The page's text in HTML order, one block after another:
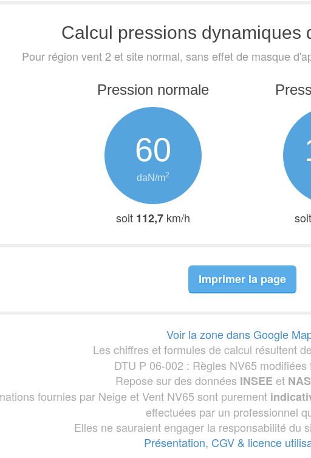
Calcul pressions dynamiques
Pour région vent 2 et site normal, sans effet de masque
Pression normale
60
daN/m2
soit 112,7 km/h soit
Imprimer la page
Voir la zone dans Google
Les chiffres et formules de calcul résultent
DTU P 06-002 : Règles NV65 modifiées
Repose sur des données INSEE et
fournies par Neige et Vent NV65 sont purement
effectuées par un professionnel
Elles ne sauraient engager la responsabilité du
Présentation, CGV & licence